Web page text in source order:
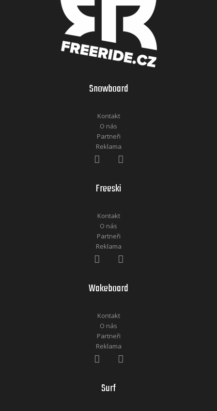
Snowboard
Kontakt
O nás
Partneři
Reklama
Freeski
Kontakt
O nás
Partneři
Reklama
Wakeboard
Kontakt
O nás
Partneři
Reklama
Surf